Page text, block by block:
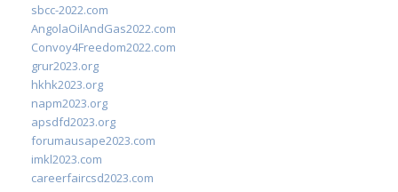
sbcc-2022.com
AngolaOilAndGas2022.com
Convoy4Freedom2022.com
grur2023.org
hkhk2023.org
napm2023.org
apsdfd2023.org
forumausape2023.com
imkl2023.com
careerfaircsd2023.com